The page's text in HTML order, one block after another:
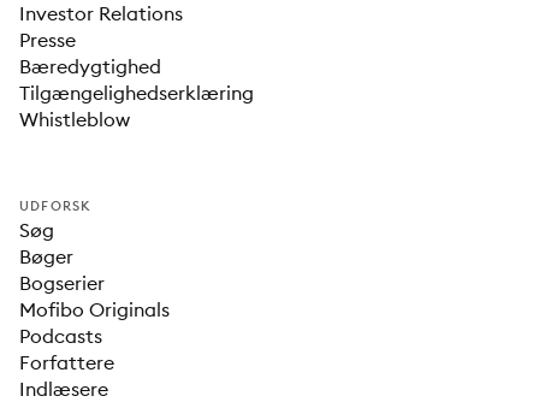
Investor Relations
Presse
Bæredygtighed
Tilgængelighedserklæring
Whistleblow
UDFORSK
Søg
Bøger
Bogserier
Mofibo Originals
Podcasts
Forfattere
Indlæsere